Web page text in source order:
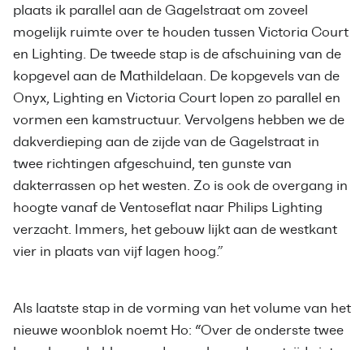
plaats ik parallel aan de Gagelstraat om zoveel
mogelijk ruimte over te houden tussen Victoria Court
en Lighting. De tweede stap is de afschuining van de
kopgevel aan de Mathildelaan. De kopgevels van de
Onyx, Lighting en Victoria Court lopen zo parallel en
vormen een kamstructuur. Vervolgens hebben we de
dakverdieping aan de zijde van de Gagelstraat in
twee richtingen afgeschuind, ten gunste van
dakterrassen op het westen. Zo is ook de overgang in
hoogte vanaf de Ventoseflat naar Philips Lighting
verzacht. Immers, het gebouw lijkt aan de westkant
vier in plaats van vijf lagen hoog.”
Als laatste stap in de vorming van het volume van het
nieuwe woonblok noemt Ho: “Over de onderste twee